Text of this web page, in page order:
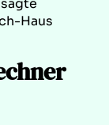
Haus